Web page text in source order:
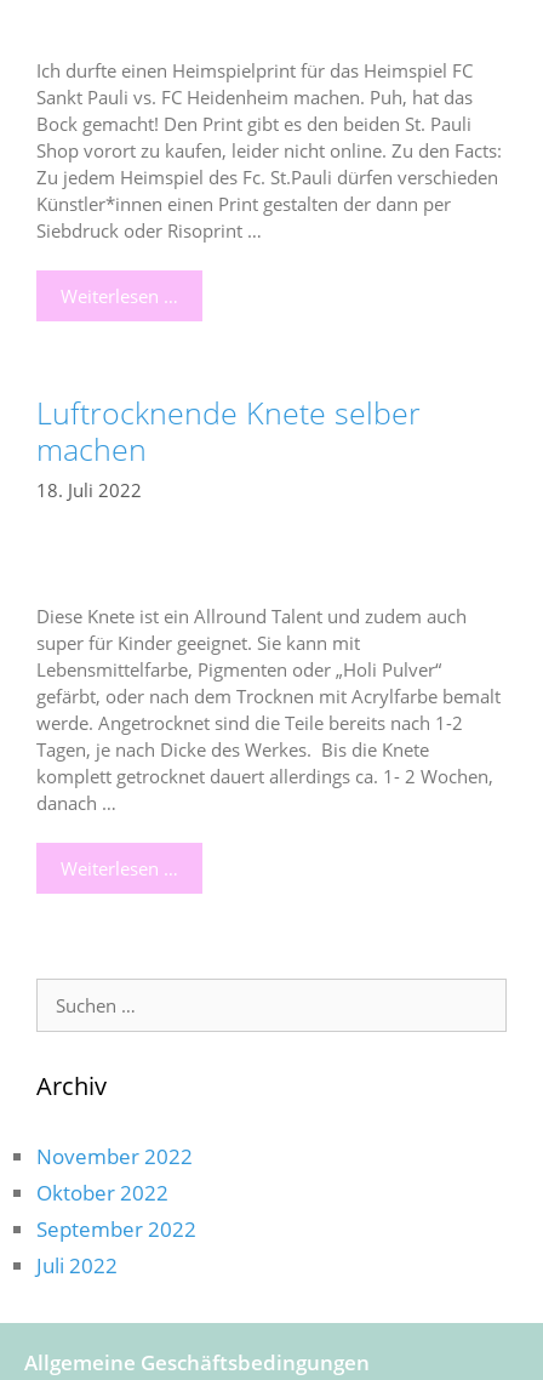
Ich durfte einen Heimspielprint für das Heimspiel FC
Sankt Pauli vs. FC Heidenheim machen. Puh, hat das
Bock gemacht! Den Print gibt es den beiden St. Pauli
Shop vorort zu kaufen, leider nicht online. Zu den Facts:
Zu jedem Heimspiel des Fc. St.Pauli dürfen verschieden
Künstler*innen einen Print gestalten der dann per
Siebdruck oder Risoprint …
Weiterlesen …
Luftrocknende Knete selber
machen
18. Juli 2022
Diese Knete ist ein Allround Talent und zudem auch
super für Kinder geeignet. Sie kann mit
Lebensmittelfarbe, Pigmenten oder „Holi Pulver“
gefärbt, oder nach dem Trocknen mit Acrylfarbe bemalt
werde. Angetrocknet sind die Teile bereits nach 1-2
Tagen, je nach Dicke des Werkes. Bis die Knete
komplett getrocknet dauert allerdings ca. 1- 2 Wochen,
danach …
Weiterlesen …
Suche
Archiv
November 2022
Oktober 2022
September 2022
Juli 2022
Allgemeine Geschäftsbedingungen